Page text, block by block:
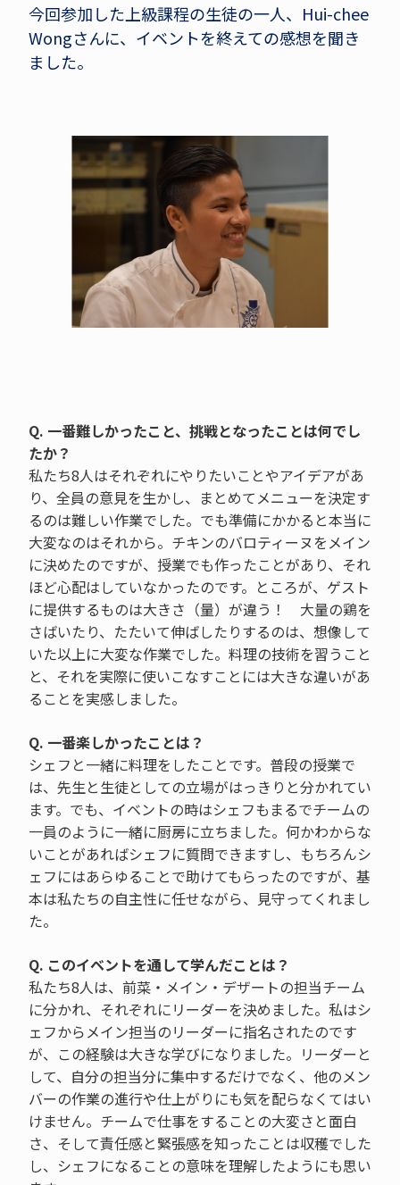
今回参加した上級課程の生徒の一人、Hui-chee
Wongさんに、イベントを終えての感想を聞き
ました。
Q. 一番難しかったこと、挑戦となったことは何でし
たか？
私たち8人はそれぞれにやりたいことやアイデアがあ
り、全員の意見を生かし、まとめてメニューを決定す
るのは難しい作業でした。でも準備にかかると本当に
大変なのはそれから。チキンのバロティーヌをメイン
に決めたのですが、授業でも作ったことがあり、それ
ほど心配はしていなかったのです。ところが、ゲスト
に提供するものは大きさ（量）が違う！ 大量の鶏を
さばいたり、たたいて伸ばしたりするのは、想像して
いた以上に大変な作業でした。料理の技術を習うこと
と、それを実際に使いこなすことには大きな違いがあ
ることを実感しました。
Q. 一番楽しかったことは？
シェフと一緒に料理をしたことです。普段の授業で
は、先生と生徒としての立場がはっきりと分かれてい
ます。でも、イベントの時はシェフもまるでチームの
一員のように一緒に厨房に立ちました。何かわからな
いことがあればシェフに質問できますし、もちろんシ
ェフにはあらゆることで助けてもらったのですが、基
本は私たちの自主性に任せながら、見守ってくれまし
た。
Q. このイベントを通して学んだことは？
私たち8人は、前菜・メイン・デザートの担当チーム
に分かれ、それぞれにリーダーを決めました。私はシ
ェフからメイン担当のリーダーに指名されたのです
が、この経験は大きな学びになりました。リーダーと
して、自分の担当分に集中するだけでなく、他のメン
バーの作業の進行や仕上がりにも気を配らなくてはい
けません。チームで仕事をすることの大変さと面白
さ、そして責任感と緊張感を知ったことは収穫でした
し、シェフになることの意味を理解したようにも思い